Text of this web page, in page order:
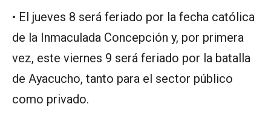
• El jueves 8 será feriado por la fecha católica
de la Inmaculada Concepción y, por primera
vez, este viernes 9 será feriado por la batalla
de Ayacucho, tanto para el sector público
como privado.